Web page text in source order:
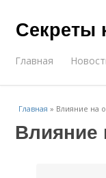
Секреты
Главная
Главная » Влияние на
Влияние